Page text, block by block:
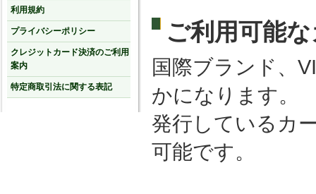
ご利用可能
国際ブランド、
かになります。
発行しているカ
可能です。
利用規約
プライバシーポリシー
クレジットカード決済のご利用
案内
特定商取引法に関する表記